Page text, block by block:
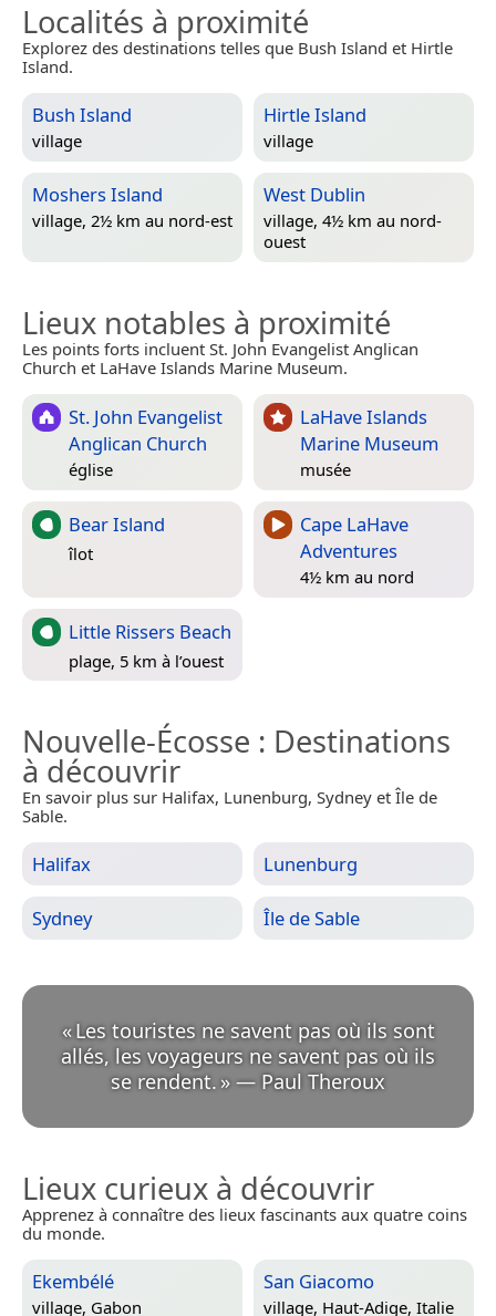
Localités à proximité
Explorez des destinations telles que Bush Island et Hirtle
Island.
Bush Island
village
Hirtle Island
village
Moshers Island
village, 2½ km au nord-est
West Dublin
village, 4½ km au nord-
ouest
Lieux notables à proximité
Les points forts incluent St. John Evangelist Anglican
Church et LaHave Islands Marine Museum.
St. John Evangelist
Anglican Church
église
LaHave Islands
Marine Museum
musée
Bear Island
îlot
Cape LaHave
Adventures
4½ km au nord
Little Rissers Beach
plage, 5 km à l’ouest
Nouvelle-Écosse : Destinations
à découvrir
En savoir plus sur Halifax, Lunenburg, Sydney et Île de
Sable.
Halifax Lunenburg
Sydney Île de Sable
«Les touristes ne savent pas où ils sont
allés, les voyageurs ne savent pas où ils
se rendent. » — Paul Theroux
Lieux curieux à découvrir
Apprenez à connaître des lieux fascinants aux quatre coins
du monde.
Ekembélé
village, Gabon
San Giacomo
village, Haut-Adige, Italie